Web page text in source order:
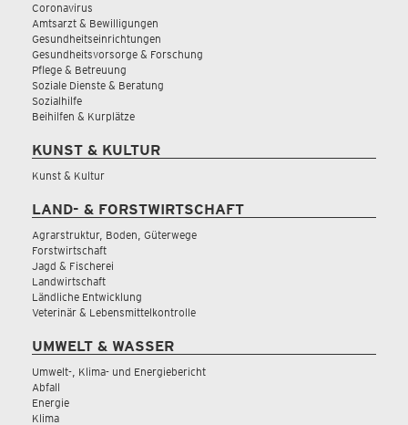
Coronavirus
Amtsarzt & Bewilligungen
Gesundheitseinrichtungen
Gesundheitsvorsorge & Forschung
Pflege & Betreuung
Soziale Dienste & Beratung
Sozialhilfe
Beihilfen & Kurplätze
KUNST & KULTUR
Kunst & Kultur
LAND- & FORSTWIRTSCHAFT
Agrarstruktur, Boden, Güterwege
Forstwirtschaft
Jagd & Fischerei
Landwirtschaft
Ländliche Entwicklung
Veterinär & Lebensmittelkontrolle
UMWELT & WASSER
Umwelt-, Klima- und Energiebericht
Abfall
Energie
Klima